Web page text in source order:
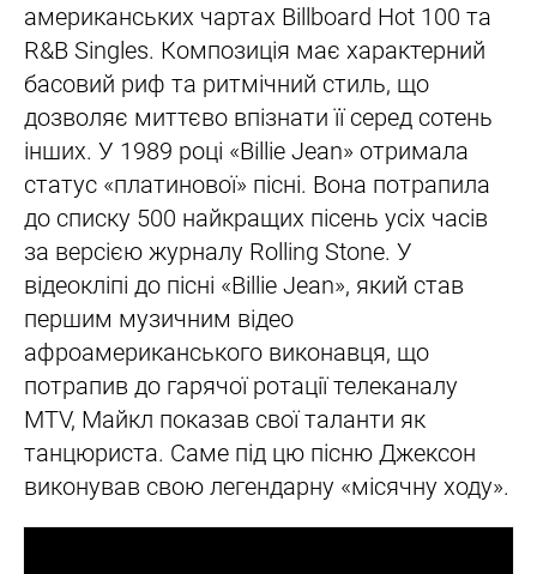
американських чартах Billboard Hot 100 та
R&B Singles. Композиція має характерний
басовий риф та ритмічний стиль, що
дозволяє миттєво впізнати її серед сотень
інших. У 1989 році «Billie Jean» отримала
статус «платинової» пісні. Вона потрапила
до списку 500 найкращих пісень усіх часів
за версією журналу Rolling Stone. У
відеокліпі до пісні «Billie Jean», який став
першим музичним відео
афроамериканського виконавця, що
потрапив до гарячої ротації телеканалу
MTV, Майкл показав свої таланти як
танцюриста. Саме під цю пісню Джексон
виконував свою легендарну «місячну ходу».